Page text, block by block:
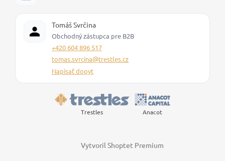
Tomáš Svrčina
Obchodný zástupca pre B2B
+420 604 896 517
tomas.svrcina@trestles.cz
Napísať dopyt
Trestles Anacot
Vytvoril Shoptet Premium